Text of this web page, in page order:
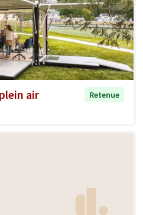
air
Retenue